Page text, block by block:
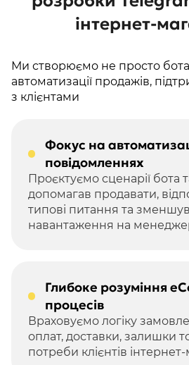
інтернет-
Ми створюємо не просто
автоматизації продажів,
з клієнтами
Фокус на
повідомленнях
Проєктуємо сценарії бота
допомагав продавати,
типові питання та
навантаження на
Глибоке розуміння
процесів
Враховуємо логіку
оплат, доставки, залишки
потреби клієнтів